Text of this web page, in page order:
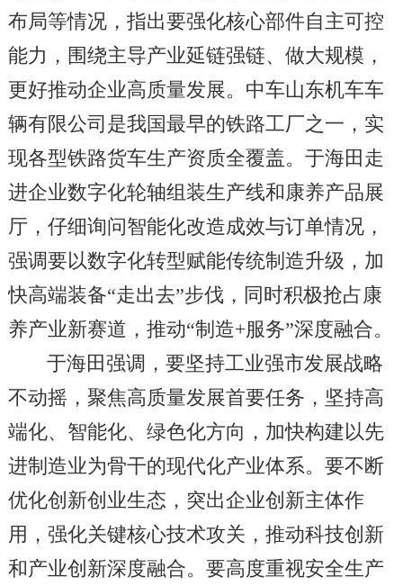
布局等情况，指出要强化核心部件自主可控
能力，围绕主导产业延链强链、做大规模，
更好推动企业高质量发展。中车山东机车车
辆有限公司是我国最早的铁路工厂之一，实
现各型铁路货车生产资质全覆盖。于海田走
进企业数字化轮轴组装生产线和康养产品展
厅，仔细询问智能化改造成效与订单情况，
强调要以数字化转型赋能传统制造升级，加
快高端装备“走出去”步伐，同时积极抢占康
养产业新赛道，推动“制造+服务”深度融合。
于海田强调，要坚持工业强市发展战略
不动摇，聚焦高质量发展首要任务，坚持高
端化、智能化、绿色化方向，加快构建以先
进制造业为骨干的现代化产业体系。要不断
优化创新创业生态，突出企业创新主体作
用，强化关键核心技术攻关，推动科技创新
和产业创新深度融合。要高度重视安全生产